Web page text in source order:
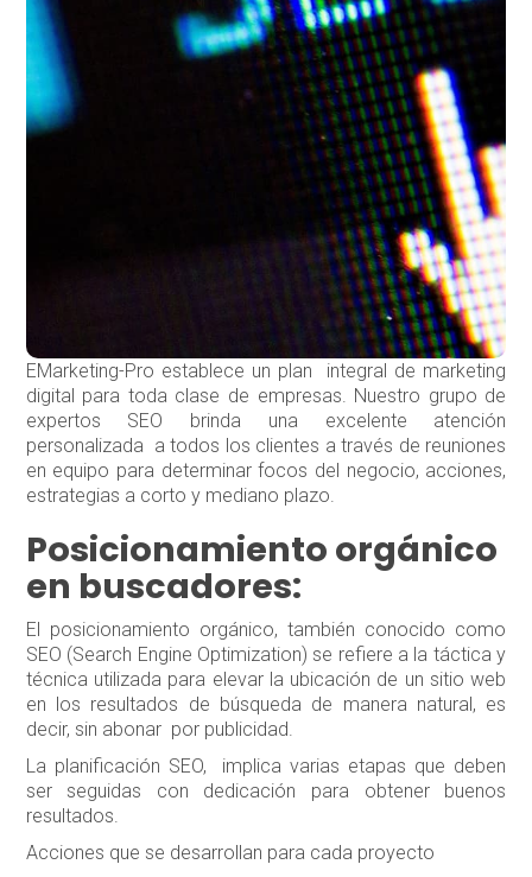
EMarketing-Pro establece un plan integral de marketing
digital para toda clase de empresas. Nuestro grupo de
expertos SEO brinda una excelente atención
personalizada a todos los clientes a través de reuniones
en equipo para determinar focos del negocio, acciones,
estrategias a corto y mediano plazo.
Posicionamiento orgánico
en buscadores:
El posicionamiento orgánico, también conocido como
SEO (Search Engine Optimization) se refiere a la táctica y
técnica utilizada para elevar la ubicación de un sitio web
en los resultados de búsqueda de manera natural, es
decir, sin abonar por publicidad.
La planificación SEO, implica varias etapas que deben
ser seguidas con dedicación para obtener buenos
resultados.
Acciones que se desarrollan para cada proyecto